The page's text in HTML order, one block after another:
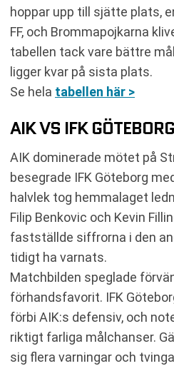
hoppar upp till sjätte plats,
FF, och Brommapojkarna
tabellen tack vare bättre
ligger kvar på sista plats.
Se hela tabellen här >
AIK VS IFK
AIK dominerade mötet på
besegrade IFK Göteborg
halvlek tog hemmalaget
Filip Benkovic och Kevin
fastställde siffrorna i den
tidigt ha varnats.
Matchbilden speglade
förhandsfavorit. IFK
förbi AIK:s defensiv, och
riktigt farliga målchanser.
sig flera varningar och